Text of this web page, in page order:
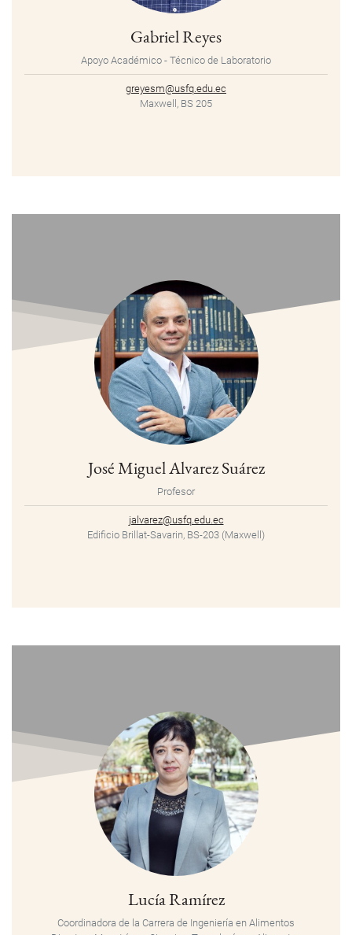
Gabriel Reyes
Apoyo Académico - Técnico de Laboratorio
greyesm@usfq.edu.ec
Maxwell, BS 205
José Miguel Alvarez Suárez
Profesor
jalvarez@usfq.edu.ec
Edificio Brillat-Savarin, BS-203 (Maxwell)
Lucía Ramírez
Coordinadora de la Carrera de Ingeniería en Alimentos